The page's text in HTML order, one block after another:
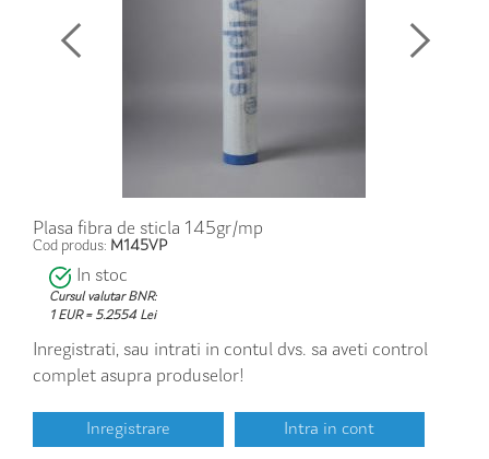
Plasa fibra de sticla 145gr/mp
Cod produs: M145VP
In stoc
Cursul valutar BNR:
1 EUR = 5.2554 Lei
Inregistrati, sau intrati in contul dvs. sa aveti control
complet asupra produselor!
Inregistrare Intra in cont